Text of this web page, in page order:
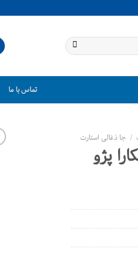
تماس با ما
/ جا ذغالی استارت
پژو